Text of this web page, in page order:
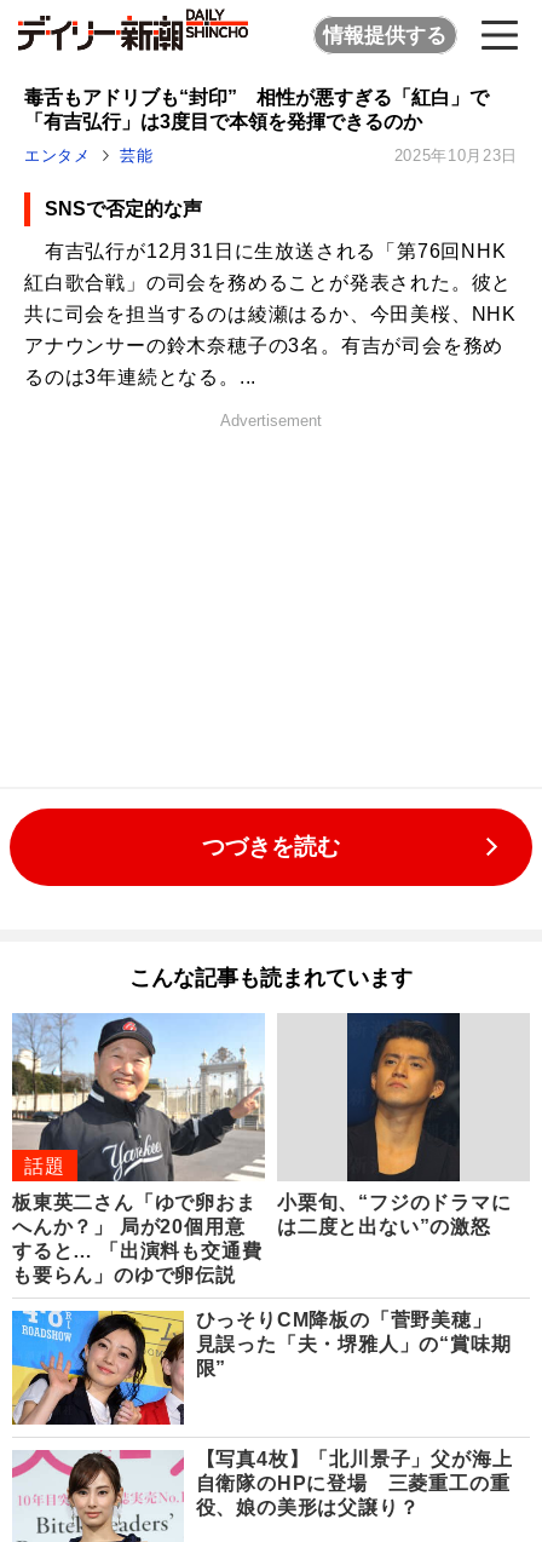
情報提供する
毒舌もアドリブも“封印” 相性が悪すぎる「紅白」で
「有吉弘行」は3度目で本領を発揮できるのか
エンタメ 芸能 2025年10月23日
SNSで否定的な声
有吉弘行が12月31日に生放送される「第76回NHK
紅白歌合戦」の司会を務めることが発表された。彼と
共に司会を担当するのは綾瀬はるか、今田美桜、NHK
アナウンサーの鈴木奈穂子の3名。有吉が司会を務め
るのは3年連続となる。...
Advertisement
つづきを読む
こんな記事も読まれています
話題
板東英二さん「ゆで卵おま
へんか？」 局が20個用意
すると… 「出演料も交通費
も要らん」のゆで卵伝説
小栗旬、“フジのドラマに
は二度と出ない”の激怒
ひっそりCM降板の「菅野美穂」
見誤った「夫・堺雅人」の“賞味期
限”
【写真4枚】「北川景子」父が海上
自衛隊のHPに登場 三菱重工の重
役、娘の美形は父譲り？